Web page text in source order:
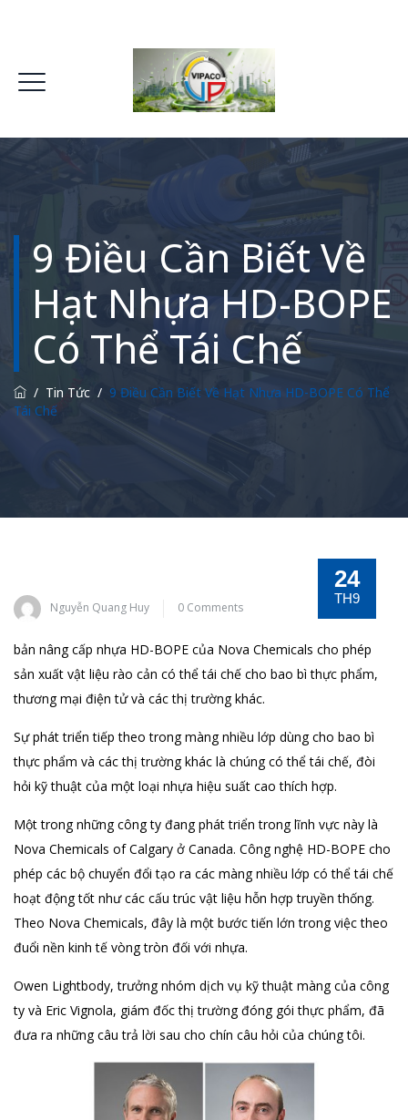
9 Điều Cần Biết Về
Hạt Nhựa HD-BOPE
Có Thể Tái Chế
/ Tin Tức / 9 Điều Cần Biết Về Hạt Nhựa HD-BOPE Có Thể
Tái Chế
24
TH9
Nguyễn Quang Huy 0 Comments
bản nâng cấp nhựa HD-BOPE của Nova Chemicals cho phép
sản xuất vật liệu rào cản có thể tái chế cho bao bì thực phẩm,
thương mại điện tử và các thị trường khác.
Sự phát triển tiếp theo trong màng nhiều lớp dùng cho bao bì
thực phẩm và các thị trường khác là chúng có thể tái chế, đòi
hỏi kỹ thuật của một loại nhựa hiệu suất cao thích hợp.
Một trong những công ty đang phát triển trong lĩnh vực này là
Nova Chemicals of Calgary ở Canada. Công nghệ HD-BOPE cho
phép các bộ chuyển đổi tạo ra các màng nhiều lớp có thể tái chế
hoạt động tốt như các cấu trúc vật liệu hỗn hợp truyền thống.
Theo Nova Chemicals, đây là một bước tiến lớn trong việc theo
đuổi nền kinh tế vòng tròn đối với nhựa.
Owen Lightbody, trưởng nhóm dịch vụ kỹ thuật màng của công
ty và Eric Vignola, giám đốc thị trường đóng gói thực phẩm, đã
đưa ra những câu trả lời sau cho chín câu hỏi của chúng tôi.